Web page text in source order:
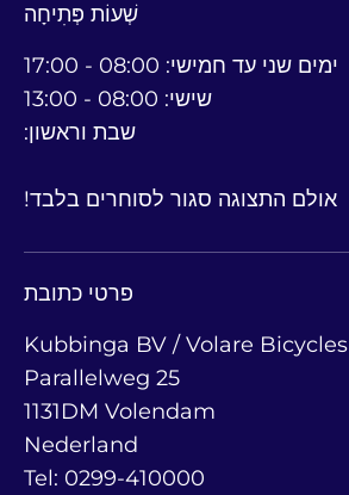
שְׁעוֹת פְּתִיחָה
ימים שני עד חמישי: 08:00 - 17:00
שישי: 08:00 - 13:00
שבת וראשון:
אולם התצוגה סגור לסוחרים בלבד!
פרטי כתובת
Kubbinga BV / Volare Bicycles
Parallelweg 25
1131DM Volendam
Nederland
Tel: 0299-410000